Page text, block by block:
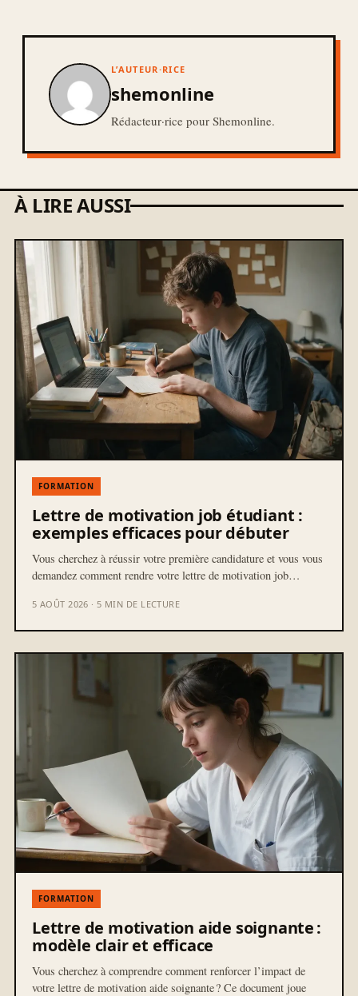
L’AUTEUR·RICE
shemonline
Rédacteur·rice pour Shemonline.
À LIRE AUSSI
FORMATION
Lettre de motivation job étudiant :
exemples efficaces pour débuter
Vous cherchez à réussir votre première candidature et vous vous
demandez comment rendre votre lettre de motivation job…
5 AOÛT 2026 · 5 MIN DE LECTURE
FORMATION
Lettre de motivation aide soignante :
modèle clair et efficace
Vous cherchez à comprendre comment renforcer l’impact de
votre lettre de motivation aide soignante ? Ce document joue